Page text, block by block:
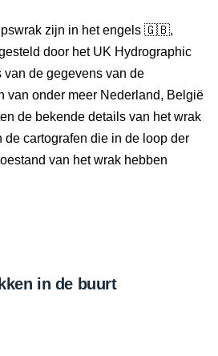
zijn in het engels 🇬🇧,
door het UK Hydrographic
de gegevens van de
van onder meer Nederland, België
de bekende details van het wrak
de cartografen die in de loop der
van het wrak hebben
in de buurt